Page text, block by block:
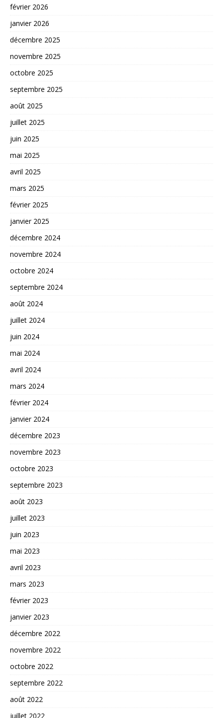
février 2026
janvier 2026
décembre 2025
novembre 2025
octobre 2025
septembre 2025
août 2025
juillet 2025
juin 2025
mai 2025
avril 2025
mars 2025
février 2025
janvier 2025
décembre 2024
novembre 2024
octobre 2024
septembre 2024
août 2024
juillet 2024
juin 2024
mai 2024
avril 2024
mars 2024
février 2024
janvier 2024
décembre 2023
novembre 2023
octobre 2023
septembre 2023
août 2023
juillet 2023
juin 2023
mai 2023
avril 2023
mars 2023
février 2023
janvier 2023
décembre 2022
novembre 2022
octobre 2022
septembre 2022
août 2022
juillet 2022